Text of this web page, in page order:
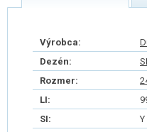
Výrobca:
Dezén:
Rozmer:
LI:
SI: